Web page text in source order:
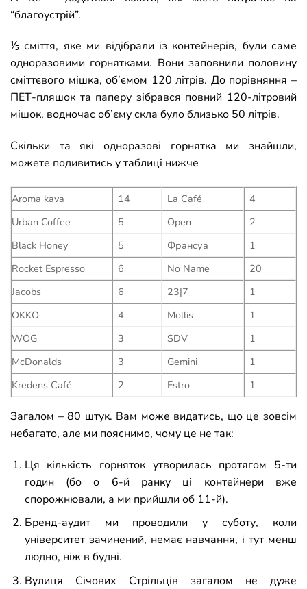
“благоустрій”.
⅕ сміття, яке ми відібрали із контейнерів, були саме
одноразовими горнятками. Вони заповнили половину
сміттєвого мішка, об’ємом 120 літрів. До порівняння –
ПЕТ-пляшок та паперу зібрався повний 120-літровий
мішок, водночас об’єму скла було близько 50 літрів.
Скільки та які одноразові горнятка ми знайшли,
можете подивитись у таблиці нижче
Aroma kava 14 La Café
4
Urban Coffee
5 Open
2
Black Honey
5 Франсуа
1
Rocket Espresso
6 No Name
20
Jacobs
6 23|7
1
OKKO
4 Mollis
1
WOG
3 SDV
1
McDonalds
3 Gemini
1
Kredens Café
2 Estro 1
Загалом –80 штук. Вам може видатись, що це зовсім
небагато, але ми пояснимо, чому це не так:
Ця кількість горняток утворилась протягом 5-ти
годин (бо о 6-й ранку ці контейнери вже
спорожнювали, а ми прийшли об 11-й).
Бренд-аудит ми проводили у суботу, коли
університет зачинений, немає навчання, і тут менш
людно, ніж в будні.
Вулиця Січових Стрільців загалом не дуже